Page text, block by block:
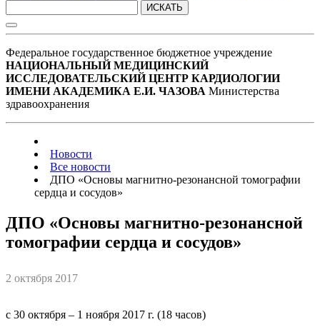
ИСКАТЬ
Федеральное государственное бюджетное учреждение
НАЦИОНАЛЬНЫЙ МЕДИЦИНСКИЙ
ИССЛЕДОВАТЕЛЬСКИЙ ЦЕНТР КАРДИОЛОГИИ
ИМЕНИ АКАДЕМИКА Е.И. ЧАЗОВА Министерства
здравоохранения
Новости
Все новости
ДПО «Основы магнитно-резонансной томографии
сердца и сосудов»
ДПО «Основы магнитно-резонансной
томографии сердца и сосудов»
2 октября 2017
с 30 октября – 1 ноября 2017 г. (18 часов)